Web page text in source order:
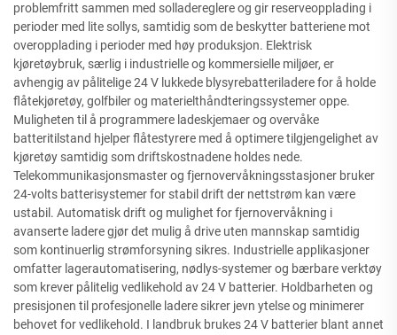
problemfritt sammen med solladereglere og gir reserveopplading i
perioder med lite sollys, samtidig som de beskytter batteriene mot
overopplading i perioder med høy produksjon. Elektrisk
kjøretøybruk, særlig i industrielle og kommersielle miljøer, er
avhengig av pålitelige 24 V lukkede blysyrebatteriladere for å holde
flåtekjøretøy, golfbiler og materielthåndteringssystemer oppe.
Muligheten til å programmere ladeskjemaer og overvåke
batteritilstand hjelper flåtestyrere med å optimere tilgjengelighet av
kjøretøy samtidig som driftskostnadene holdes nede.
Telekommunikasjonsmaster og fjernovervåkningsstasjoner bruker
24-volts batterisystemer for stabil drift der nettstrøm kan være
ustabil. Automatisk drift og mulighet for fjernovervåkning i
avanserte ladere gjør det mulig å drive uten mannskap samtidig
som kontinuerlig strømforsyning sikres. Industrielle applikasjoner
omfatter lagerautomatisering, nødlys-systemer og bærbare verktøy
som krever pålitelig vedlikehold av 24 V batterier. Holdbarheten og
presisjonen til profesjonelle ladere sikrer jevn ytelse og minimerer
behovet for vedlikehold. I landbruk brukes 24 V batterier blant annet